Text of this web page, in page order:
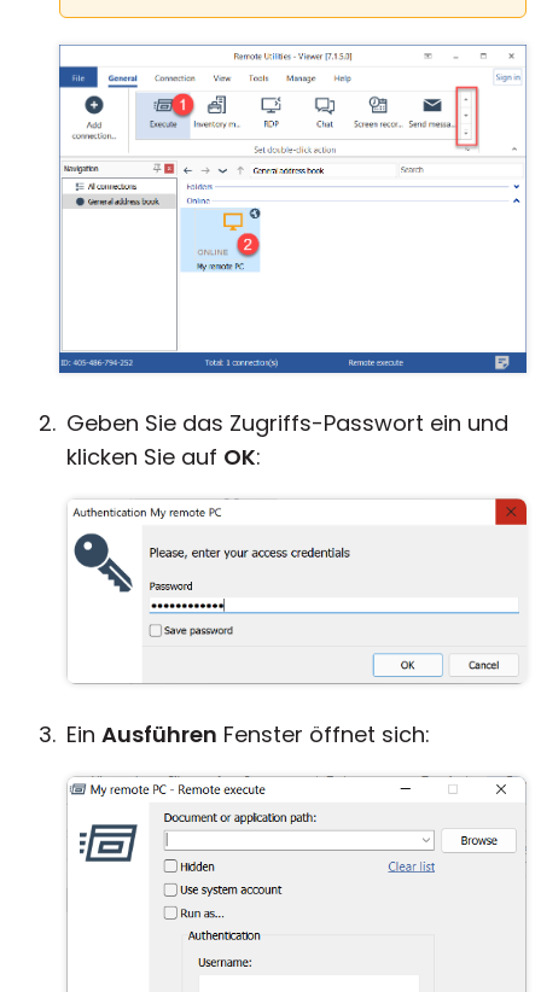
Geben Sie das Zugriffs-Passwort ein und
klicken Sie auf OK:
Ein Ausführen Fenster öffnet sich: